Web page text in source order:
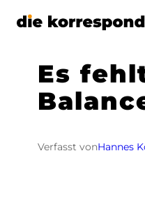
Zum
Es
Verfasst vonHannes